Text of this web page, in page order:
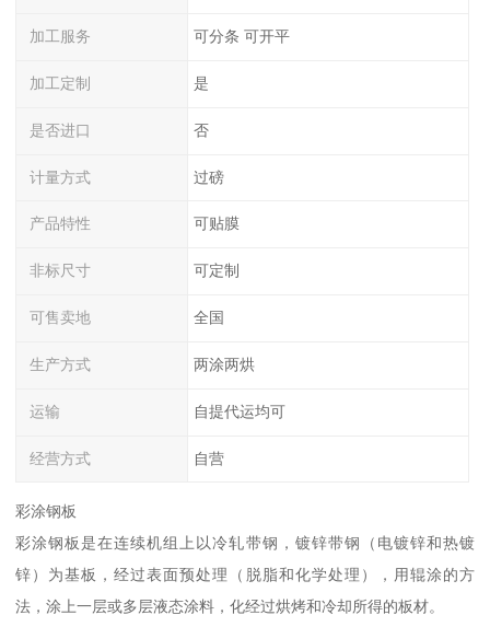
加工服务 可分条 可开平
加工定制 是
是否进口 否
计量方式 过磅
产品特性 可贴膜
非标尺寸 可定制
可售卖地 全国
生产方式 两涂两烘
运输 自提代运均可
经营方式 自营
彩涂钢板
彩涂钢板是在连续机组上以冷轧带钢，镀锌带钢（电镀锌和热镀
锌）为基板，经过表面预处理（脱脂和化学处理），用辊涂的方
法，涂上一层或多层液态涂料，化经过烘烤和冷却所得的板材。